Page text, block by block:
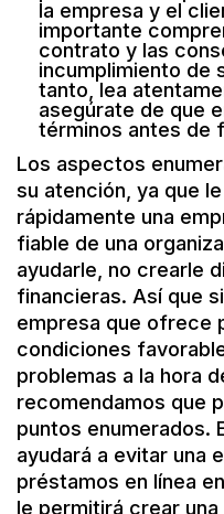
la empresa y el
importante
contrato y las
incumplimiento de
tanto, lea
asegúrate de que
términos antes de
Los aspectos
su atención, ya que
rápidamente una
fiable de una
ayudarle, no crearle
financieras. Así que
empresa que ofrece
condiciones
problemas a la hora
recomendamos que
puntos enumerados.
ayudará a evitar una
préstamos en línea
le permitirá crear